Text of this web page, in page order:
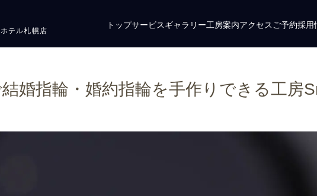
テル札幌店
トップサービス ギャラリー工房案内アクセス ご予約採用
婚指輪・婚約指輪を手作りできる工房